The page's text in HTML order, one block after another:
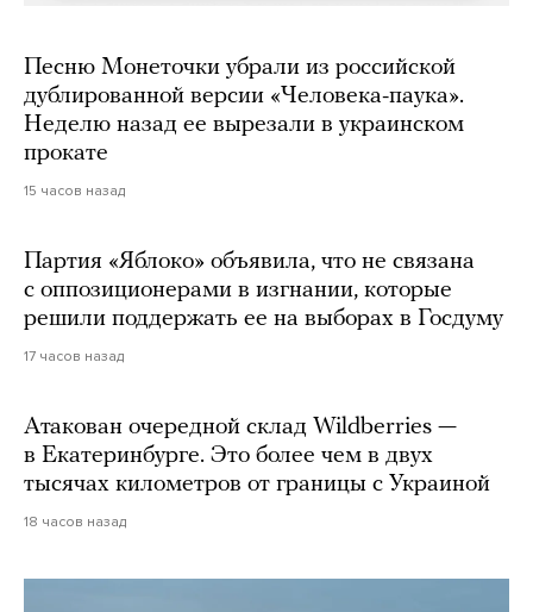
Песню Монеточки убрали из российской
дублированной версии «Человека-паука».
Неделю назад ее вырезали в украинском
прокате
15 часов назад
Партия «Яблоко» объявила, что не связана
с оппозиционерами в изгнании, которые
решили поддержать ее на выборах в Госдуму
17 часов назад
Атакован очередной склад Wildberries —
в Екатеринбурге. Это более чем в двух
тысячах километров от границы с Украиной
18 часов назад